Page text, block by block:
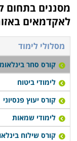
מסננים בתחום
לאקדמאים
מסלולי לימוד
קורס סחר
לימודי ביטוח
קורס יעוץ פנסיוני
לימודי שמאות
קורס שילוח